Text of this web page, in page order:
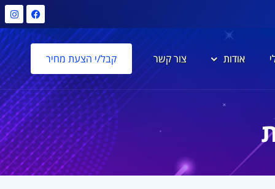
אודות צור קשר קבל/י הצעת מחיר